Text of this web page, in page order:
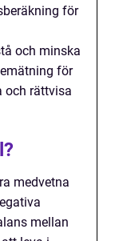
för
och minska
för
och rättvisa
medvetna
mellan